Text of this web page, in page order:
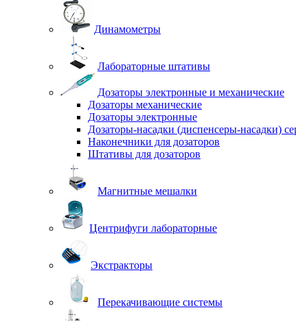
Динамометры
Лабораторные штативы
Дозаторы электронные и механические
Дозаторы механические
Дозаторы электронные
Дозаторы-насадки (диспенсеры-насадки)
Наконечники для дозаторов
Штативы для дозаторов
Магнитные мешалки
Центрифуги лабораторные
Экстракторы
Перекачивающие системы